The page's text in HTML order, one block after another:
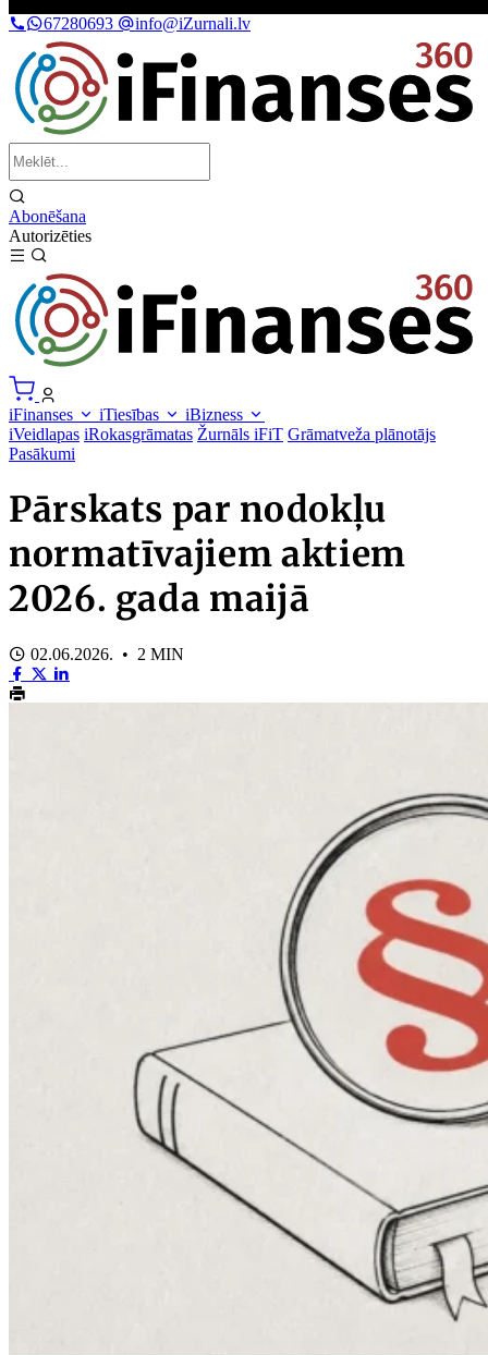
67280693 info@iZurnali.lv
Abonēšana
Autorizēties
iFinanses iTiesības
iBizness
iVeidlapas iRokasgrāmatas Žurnāls iFiT Grāmatveža plānotājs
Pasākumi
Pārskats par nodokļu
normatīvajiem aktiem
2026. gada maijā
02.06.2026. • 2 MIN